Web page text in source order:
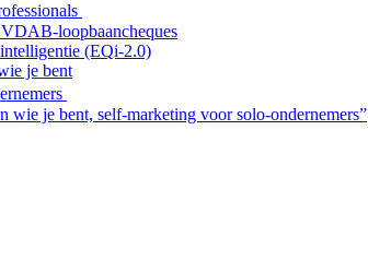
loopbaancheques
(EQi-2.0)
je bent
wie je bent, self-marketing voor solo-ondernemers”